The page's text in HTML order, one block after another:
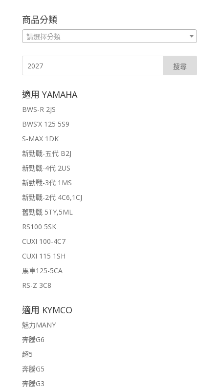
商品分類
請選擇分類
適用 YAMAHA
BWS-R 2JS
BWS’X 125 5S9
S-MAX 1DK
新勁戰-五代 B2J
新勁戰-4代 2US
新勁戰-3代 1MS
新勁戰-2代 4C6,1CJ
舊勁戰 5TY,5ML
RS100 5SK
CUXI 100-4C7
CUXI 115 1SH
馬車125-5CA
RS-Z 3C8
適用 KYMCO
魅力MANY
奔騰G6
超5
奔騰G5
奔騰G3